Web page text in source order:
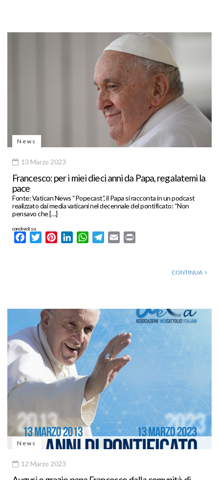
News
13 Marzo 2023
Francesco: per i miei dieci anni da Papa, regalatemi la
pace
Fonte: Vatican News “Popecast”, il Papa si racconta in un podcast
realizzato dai media vaticani nel decennale del pontificato: “Non
pensavo che […]
condividi su
FacebookTwitterPinterestLinkedInWhatsApp
Telegram
Email
CONTINUA
News
12 Marzo 2023